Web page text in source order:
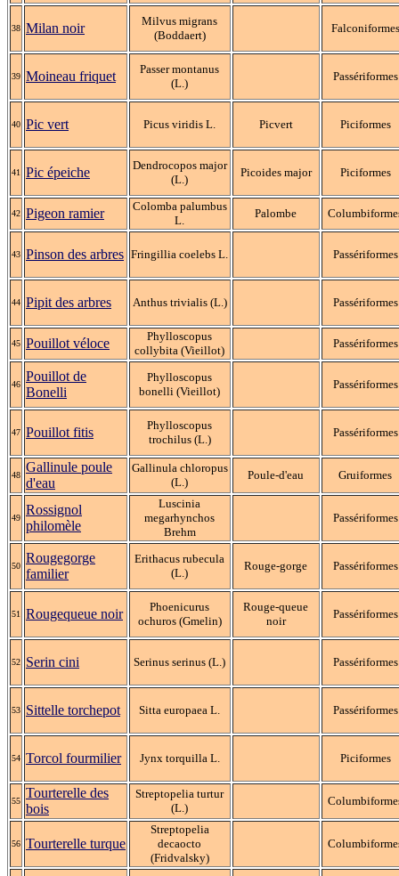
38 Milan noir
Milvus migrans
(Boddaert)
Falconiformes
39 Moineau friquet
Passer montanus
(L.)
Passériformes
40 Pic vert Picus viridis L. Picvert Piciformes
41 Pic épeiche
Dendrocopos major
(L.)
Picoides major Piciformes
42 Pigeon ramier
Colomba palumbus
L.
Palombe
43 Pinson des arbres Fringillia coelebs L. Passériformes
44 Pipit des arbres Anthus trivialis (L.) Passériformes
45 Pouillot véloce
Phylloscopus
collybita (Vieillot)
Passériformes
46
Pouillot de
Bonelli
Phylloscopus
bonelli (Vieillot)
Passériformes
47 Pouillot fitis
Phylloscopus
trochilus (L.)
Passériformes
48
Gallinule poule
d'eau
Gallinula chloropus
(L.)
Poule-d'eau Gruiformes
49
Rossignol
philomèle
Luscinia
megarhynchos
Brehm
Passériformes
50
Rougegorge
familier
Erithacus rubecula
(L.)
Rouge-gorge Passériformes
51 Rougequeue noir
Phoenicurus
ochuros (Gmelin)
Rouge-queue
noir
Passériformes
52 Serin cini Serinus serinus (L.) Passériformes
53 Sittelle torchepot Sitta europaea L. Passériformes
54 Torcol fourmilier Jynx torquilla L. Piciformes
55
Tourterelle des
bois
Streptopelia turtur
(L.)
56 Tourterelle turque
Streptopelia
decaocto
(Fridvalsky)